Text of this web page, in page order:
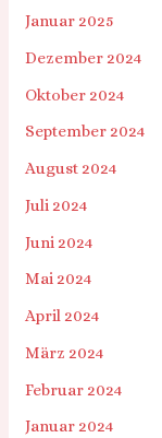
Januar 2025
Dezember 2024
Oktober 2024
September 2024
August 2024
Juli 2024
Juni 2024
Mai 2024
April 2024
März 2024
Februar 2024
Januar 2024